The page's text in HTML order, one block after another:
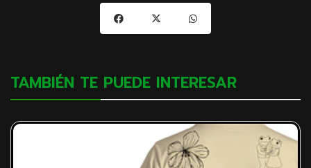
TAMBIÉN TE PUEDE INTERESAR